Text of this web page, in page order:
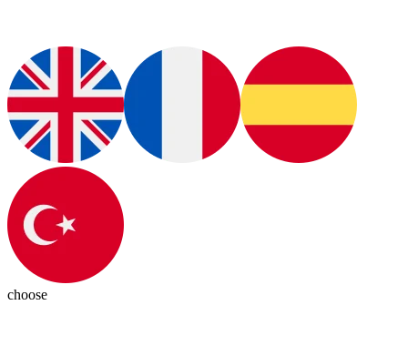
choose